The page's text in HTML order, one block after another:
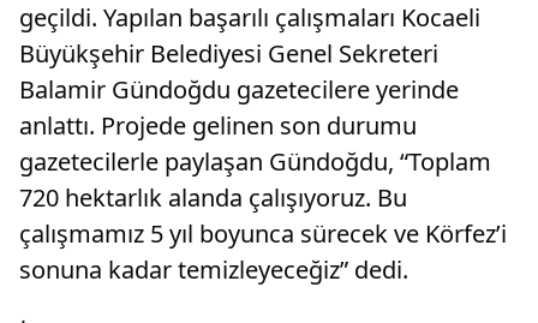
geçildi. Yapılan başarılı çalışmaları Kocaeli
Büyükşehir Belediyesi Genel Sekreteri
Balamir Gündoğdu gazetecilere yerinde
anlattı. Projede gelinen son durumu
gazetecilerle paylaşan Gündoğdu, “Toplam
720 hektarlık alanda çalışıyoruz. Bu
çalışmamız 5 yıl boyunca sürecek ve Körfez’i
sonuna kadar temizleyeceğiz” dedi.